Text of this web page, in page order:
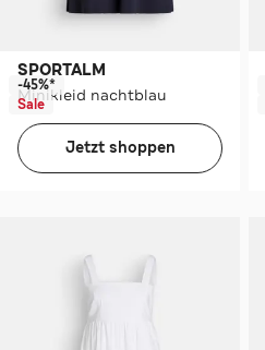
SPORTALM
Minikleid nachtblau
-45%*
Sale
Jetzt shoppen